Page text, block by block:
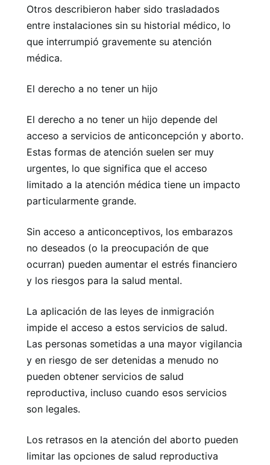
Otros describieron haber sido trasladados
entre instalaciones sin su historial médico, lo
que interrumpió gravemente su atención
médica.
El derecho a no tener un hijo
El derecho a no tener un hijo depende del
acceso a servicios de anticoncepción y aborto.
Estas formas de atención suelen ser muy
urgentes, lo que significa que el acceso
limitado a la atención médica tiene un impacto
particularmente grande.
Sin acceso a anticonceptivos, los embarazos
no deseados (o la preocupación de que
ocurran) pueden aumentar el estrés financiero
y los riesgos para la salud mental.
La aplicación de las leyes de inmigración
impide el acceso a estos servicios de salud.
Las personas sometidas a una mayor vigilancia
y en riesgo de ser detenidas a menudo no
pueden obtener servicios de salud
reproductiva, incluso cuando esos servicios
son legales.
Los retrasos en la atención del aborto pueden
limitar las opciones de salud reproductiva